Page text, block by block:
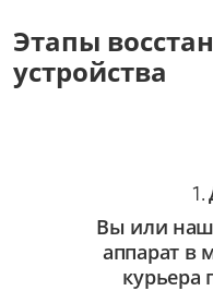
Этапы
устройства
1.
Вы или наш
аппарат в
курьера